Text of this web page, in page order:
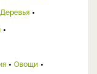
Деревья
Овощи